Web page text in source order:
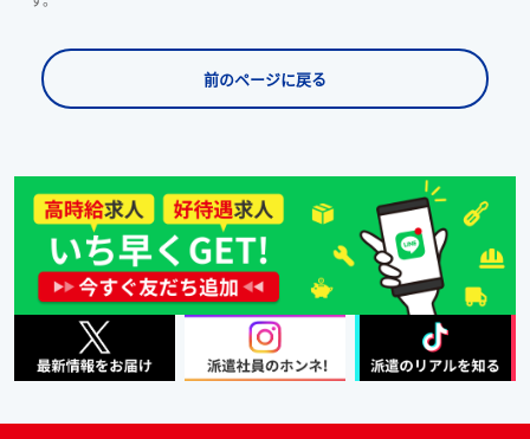
前のページに戻る